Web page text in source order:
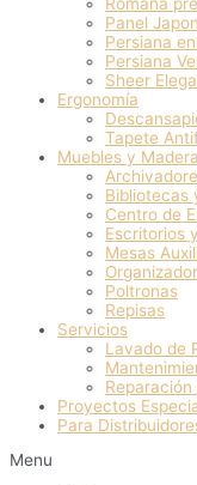
Panel
Persiana
Persiana
Sheer
Ergonomía
Tapete
Muebles y
Bibliotecas
Centro de
Escritorios
Mesas
Poltronas
Repisas
Servicios
Lavado de
Proyectos
Para
Menu